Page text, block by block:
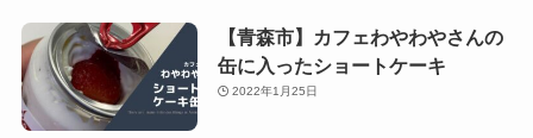
【青森市】カフェわやわやさんの
缶に入ったショートケーキ
2022年1月25日